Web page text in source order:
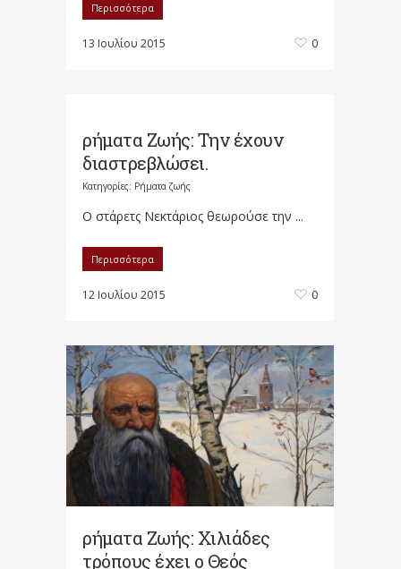
Περισσότερα
13 Ιουλίου 2015 0
ρήματα Ζωής: Την έχουν
διαστρεβλώσει.
Κατηγορίες: Ρήματα ζωής
Ο στάρετς Νεκτάριος θεωρούσε την ...
Περισσότερα
12 Ιουλίου 2015 0
ρήματα Ζωής: Χιλιάδες
τρόπους έχει ο Θεός